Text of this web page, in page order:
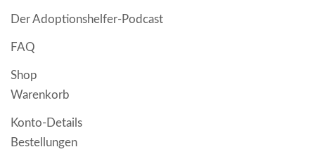
Der Adoptionshelfer-Podcast
FAQ
Shop
Warenkorb
Konto-Details
Bestellungen